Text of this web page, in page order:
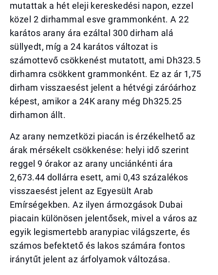
mutattak a hét eleji kereskedési napon, ezzel
közel 2 dirhammal esve grammonként. A 22
karátos arany ára ezáltal 300 dirham alá
süllyedt, míg a 24 karátos változat is
számottevő csökkenést mutatott, ami Dh323.5
dirhamra csökkent grammonként. Ez az ár 1,75
dirham visszaesést jelent a hétvégi záróárhoz
képest, amikor a 24K arany még Dh325.25
dirhamon állt.
Az arany nemzetközi piacán is érzékelhető az
árak mérsékelt csökkenése: helyi idő szerint
reggel 9 órakor az arany unciánkénti ára
2,673.44 dollárra esett, ami 0,43 százalékos
visszaesést jelent az Egyesült Arab
Emírségekben. Az ilyen ármozgások Dubai
piacain különösen jelentősek, mivel a város az
egyik legismertebb aranypiac világszerte, és
számos befektető és lakos számára fontos
iránytűt jelent az árfolyamok változása.